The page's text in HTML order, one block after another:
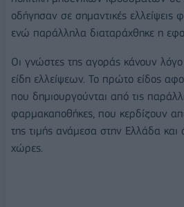
οδήγησαν σε σημαντικές
ενώ παράλληλα διαταράχθηκε η
Οι γνώστες της αγοράς κάνουν
είδη ελλείψεων. Το πρώτο είδος
που δημιουργούνται από τις
φαρμακαποθήκες, που κερδίζουν
της τιμής ανάμεσα στην Ελλάδα και
χώρες.